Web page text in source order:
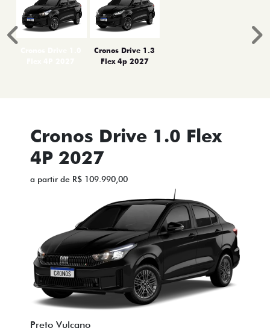
Cronos Drive 1.3
Flex 4p 2027
Anterior
Cronos Drive 1.0 Flex
4P 2027
a partir de R$ 109.990,00
Preto Vulcano